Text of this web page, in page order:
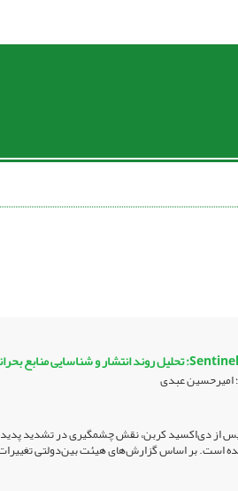
امیرحسین عبدی
از دی‌اکسید کربن، نقش چشمگیری در تشدید